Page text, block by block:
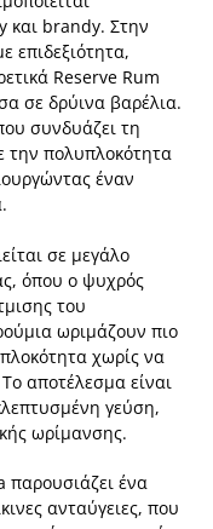
και brandy. Στην
επιδεξιότητα,
Reserve Rum
σε δρύινα βαρέλια.
συνδυάζει τη
την πολυπλοκότητα
έναν
σε μεγάλο
όπου ο ψυχρός
του
ωριμάζουν πιο
χωρίς να
αποτέλεσμα είναι
γεύση,
ωρίμανσης.
ένα
ανταύγειες, που